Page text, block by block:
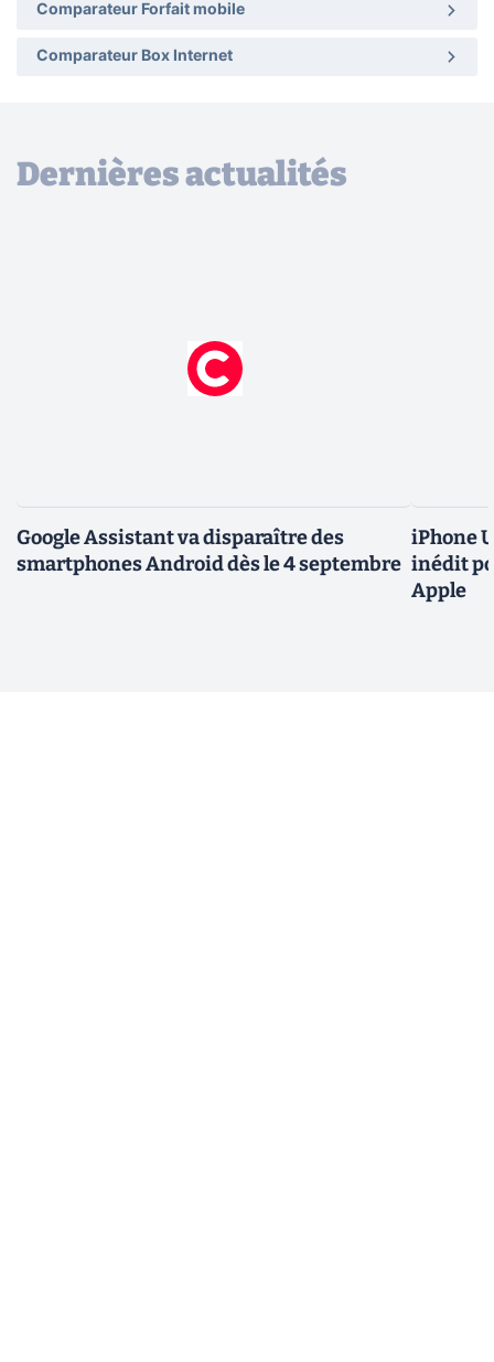
Comparateur Forfait mobile
Comparateur Box Internet
Dernières actualités
Google Assistant va disparaître des
smartphones Android dès le 4 septembre
iPhone
inédit
Apple